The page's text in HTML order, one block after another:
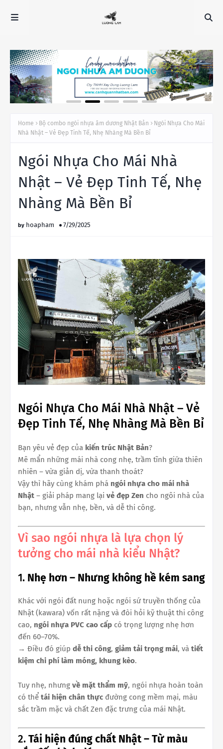
Home Bộ combo ngói nhựa âm dương Nhật Bản
Ngói Nhựa Cho Mái
Nhà Nhật – Vẻ Đẹp Tinh Tế, Nhẹ Nhàng Mà Bền Bỉ
Ngói Nhựa Cho Mái Nhà
Nhật – Vẻ Đẹp Tinh Tế, Nhẹ
Nhàng Mà Bền Bỉ
hoapham 7/29/2025
Ngói Nhựa Cho Mái Nhà Nhật – Vẻ
Đẹp Tinh Tế, Nhẹ Nhàng Mà Bền Bỉ
Bạn yêu vẻ đẹp của kiến trúc Nhật Bản?
Mê mẩn những mái nhà cong nhẹ, trầm tĩnh giữa thiên
nhiên – vừa giản dị, vừa thanh thoát?
Vậy thì hãy cùng khám phá ngói nhựa cho mái nhà
Nhật – giải pháp mang lại vẻ đẹp Zen cho ngôi nhà của
bạn, nhưng vẫn nhẹ, bền, và dễ thi công.
Vì sao ngói nhựa là lựa chọn lý
tưởng cho mái nhà kiểu Nhật?
1. Nhẹ hơn – Nhưng không hề kém sang
Khác với ngói đất nung hoặc ngói sứ truyền thống của
Nhật (kawara) vốn rất nặng và đòi hỏi kỹ thuật thi công
cao, ngói nhựa PVC cao cấp có trọng lượng nhẹ hơn
đến 60–70%.
→ Điều đó giúp dễ thi công, giảm tải trọng mái, và tiết
kiệm chi phí làm móng, khung kèo.
Tuy nhẹ, nhưng về mặt thẩm mỹ, ngói nhựa hoàn toàn
có thể tái hiện chân thực đường cong mềm mại, màu
sắc trầm mặc và chất Zen đặc trưng của mái Nhật.
2.Tái hiện đúng chất Nhật – Từ màu